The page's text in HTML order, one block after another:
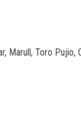
Marull, Toro Pujio,